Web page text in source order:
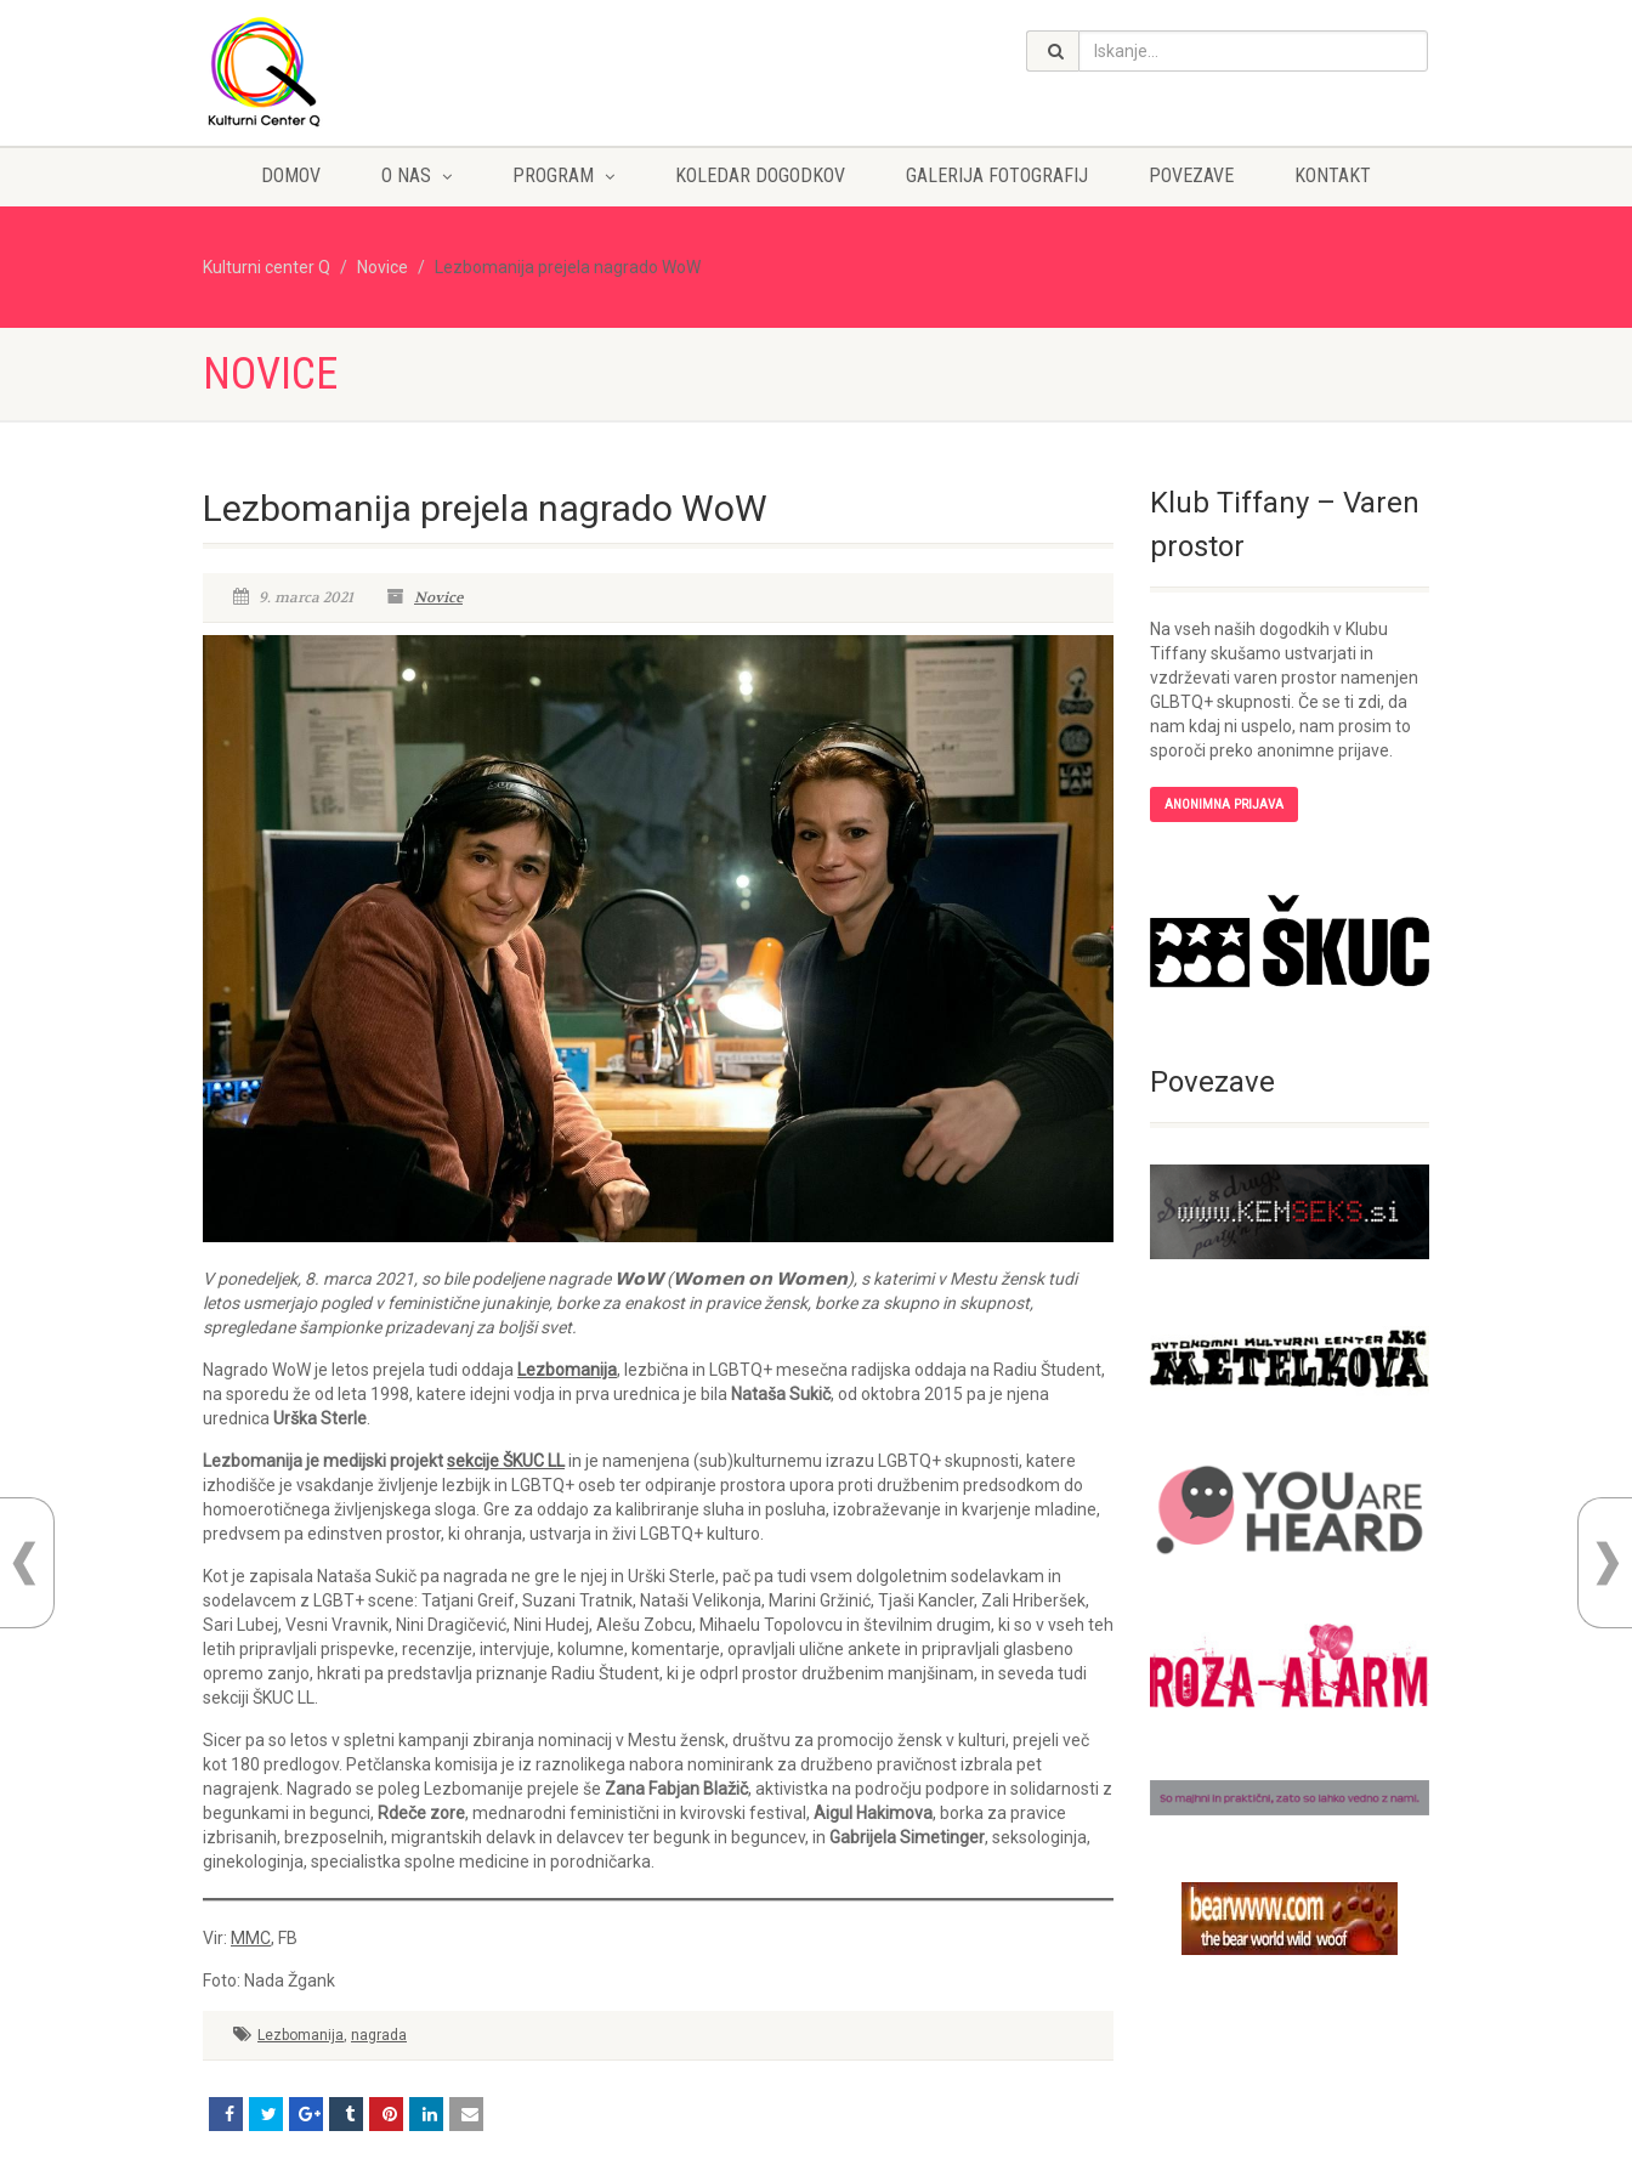
DOMOV O NAS PROGRAM KOLEDAR DOGODKOV GALERIJA FOTOGRAFIJ POVEZAVE KONTAKT
Kulturni center Q Novice Lezbomanija prejela nagrado WoW
NOVICE
Lezbomanija prejela nagrado WoW
9. marca 2021 Novice
V ponedeljek, 8. marca 2021, so bile podeljene nagrade 𝗪𝗼𝗪 (𝗪𝗼𝗺𝗲𝗻 𝗼𝗻 𝗪𝗼𝗺𝗲𝗻), s katerimi v Mestu žensk tudi
letos usmerjajo pogled v feministične junakinje, borke za enakost in pravice žensk, borke za skupno in skupnost,
spregledane šampionke prizadevanj za boljši svet.
Nagrado WoW je letos prejela tudi oddaja Lezbomanija, lezbična in LGBTQ+ mesečna radijska oddaja na Radiu Študent,
na sporedu že od leta 1998, katere idejni vodja in prva urednica je bila Nataša Sukič, od oktobra 2015 pa je njena
urednica Urška Sterle
Lezbomanija je medijski projektsekcije ŠKUC LLin je namenjena (sub)kulturnemu izrazu LGBTQ+ skupnosti, katere
izhodišče je vsakdanje življenje lezbijk in LGBTQ+ oseb ter odpiranje prostora upora proti družbenim predsodkom do
homoerotičnega življenjskega sloga. Gre za oddajo za kalibriranje sluha in posluha, izobraževanje in kvarjenje mladine,
predvsem pa edinstven prostor, ki ohranja, ustvarja in živi LGBTQ+ kulturo.
Kot je zapisala Nataša Sukič pa nagrada ne gre le njej in Urški Sterle, pač pa tudi vsem dolgoletnim sodelavkam in
sodelavcem z LGBT+ scene: Tatjani Greif, Suzani Tratnik, Nataši Velikonja, Marini Gržinić, Tjaši Kancler, Zali Hriberšek,
Sari Lubej, Vesni Vravnik, Nini Dragičević, Nini Hudej, Alešu Zobcu, Mihaelu Topolovcu in številnim drugim, ki so v vseh teh
letih pripravljali prispevke, recenzije, intervjuje, kolumne, komentarje, opravljali ulične ankete in pripravljali glasbeno
opremo zanjo, hkrati pa predstavlja priznanje Radiu Študent, ki je odprl prostor družbenim manjšinam, in seveda tudi
sekciji ŠKUC LL.
Sicer pa so letos v spletni kampanji zbiranja nominacij v Mestu žensk, društvu za promocijo žensk v kulturi, prejeli več
kot 180 predlogov. Petčlanska komisija je iz raznolikega nabora nominirank za družbeno pravičnost izbrala pet
nagrajenk. Nagrado se poleg Lezbomanije prejele še Zana Fabjan Blažič, aktivistka na področju podpore in solidarnosti z
begunkami in begunci, Rdeče zore, mednarodni feministični in kvirovski festival, Aigul Hakimova, borka za pravice
izbrisanih, brezposelnih, migrantskih delavk in delavcev ter begunk in beguncev, in Gabrijela Simetinger, seksologinja,
ginekologinja, specialistka spolne medicine in porodničarka.
Vir: MMC, FB
Foto: Nada Žgank
Lezbomanija, nagrada
Klub Tiffany – Varen
prostor
Na vseh naših dogodkih v Klubu
Tiffany skušamo ustvarjati in
vzdrževati varen prostor namenjen
GLBTQ+ skupnosti. Če se ti zdi, da
nam kdaj ni uspelo, nam prosim to
sporoči preko anonimne prijave.
ANONIMNA PRIJAVA
Povezave